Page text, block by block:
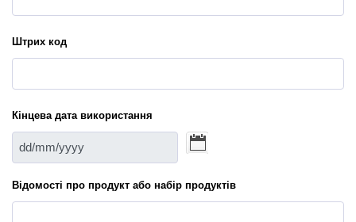
Штрих код
Кінцева дата використання
Відомості про продукт або набір продуктів